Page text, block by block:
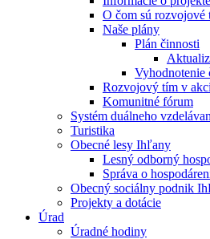
O čom sú rozvojové
Naše plány
Plán činnosti
Vyhodnotenie
Rozvojový tím v
Komunitné fórum
Systém duálneho
Turistika
Obecné lesy Ihľany
Lesný odborný
Správa o
Obecný sociálny podnik
Projekty a dotácie
Úrad
Úradné hodiny